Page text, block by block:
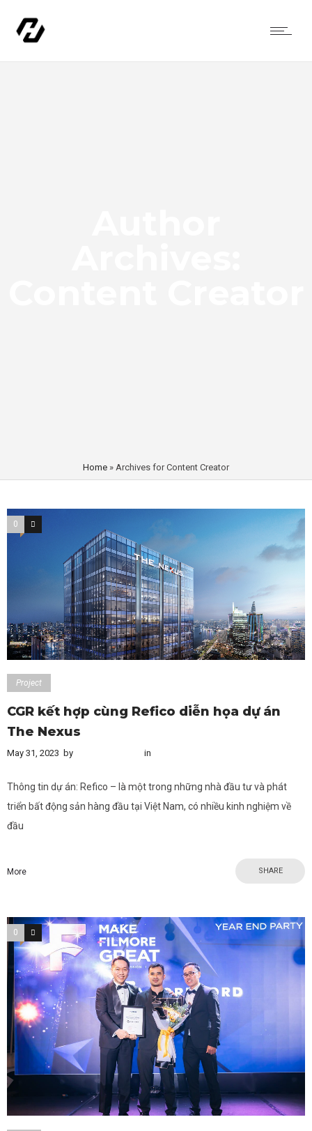
Home » Archives for Content Creator
0 0
Project
CGR kết hợp cùng Refico diễn họa dự án
The Nexus
May 31, 2023 by in
Thông tin dự án: Refico – là một trong những nhà đầu tư và phát
triển bất động sản hàng đầu tại Việt Nam, có nhiều kinh nghiệm về
đầu
More SHARE
0 0